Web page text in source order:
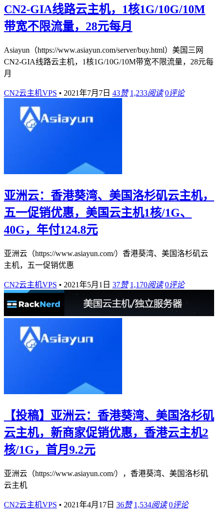
CN2-GIA线路云主机，1核1G/10G/10M
带宽不限流量，28元每月
Asiayun（https://www.asiayun.com/server/buy.html）美国三网
CN2-GIA线路云主机，1核1G/10G/10M带宽不限流量，28元每
月
CN2云主机VPS • 2021年7月7日 43赞 1,233阅读 0评论
亚洲云：香港葵湾、美国洛杉矶云主机，
五一促销优惠，美国云主机1核/1G、
40G，年付124.8元
亚洲云（https://www.asiayun.com/）香港葵湾、美国洛杉矶云
主机，五一促销优惠
CN2云主机VPS • 2021年5月1日 37赞 1,170阅读 0评论
【投稿】亚洲云：香港葵湾、美国洛杉矶
云主机，新商家促销优惠，香港云主机2
核/1G，首月9.2元
亚洲云（https://www.asiayun.com/），香港葵湾、美国洛杉矶
云主机
CN2云主机VPS • 2021年4月17日 36赞 1,534阅读 0评论